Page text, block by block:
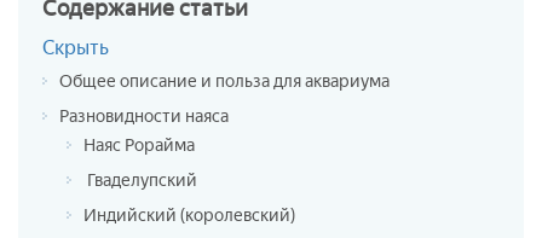
Содержаниестатьи
Скрыть
Общее описание и польза для аквариума
Разновидности наяса
Наяс Рорайма
Гваделупский
Индийский (королевский)